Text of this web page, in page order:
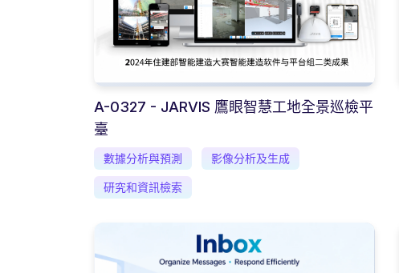
A-0327 - JARVIS 鷹眼智慧工地全景巡檢平
臺
數據分析與預測
影像分析及生成
研究和資訊檢索